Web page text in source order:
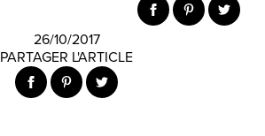
26/10/2017
PARTAGER L'ARTICLE